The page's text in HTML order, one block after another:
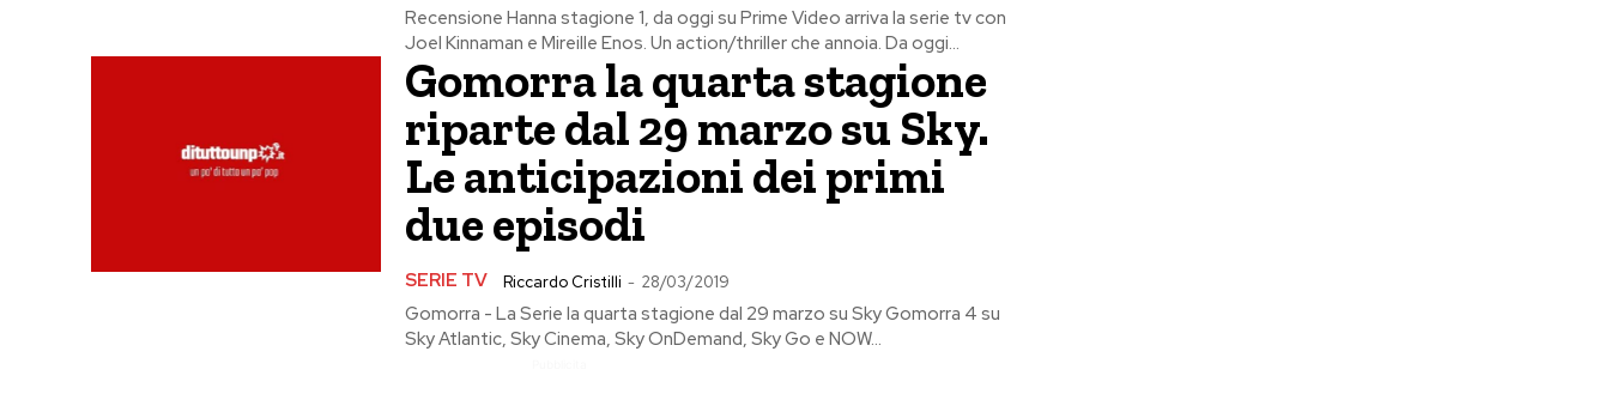
Recensione Hanna stagione 1, da oggi su Prime Video arriva la serie tv con
Joel Kinnaman e Mireille Enos. Un action/thriller che annoia. Da oggi...
Gomorra la quarta stagione
riparte dal 29 marzo su Sky.
Le anticipazioni dei primi
due episodi
SERIE TV Riccardo Cristilli - 28/03/2019
Gomorra - La Serie la quarta stagione dal 29 marzo su Sky Gomorra 4 su
Sky Atlantic, Sky Cinema, Sky OnDemand, Sky Go e NOW...